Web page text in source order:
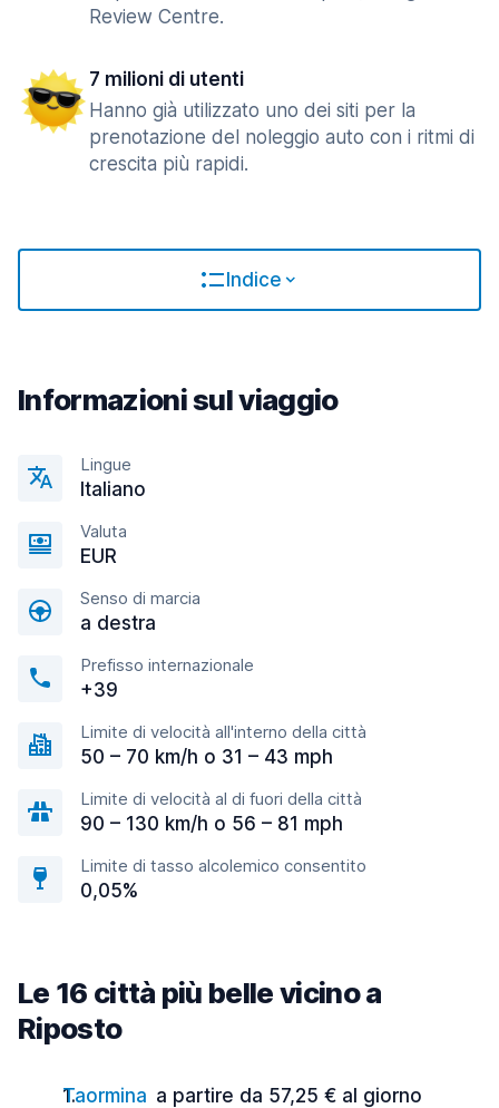
Review Centre.
7 milioni di utenti
Hanno già utilizzato uno dei siti per la
prenotazione del noleggio auto con i ritmi di
crescita più rapidi.
Indice
Informazioni sul viaggio
Lingue
Italiano
Valuta
EUR
Senso di marcia
a destra
Prefisso internazionale
+39
Limite di velocità all'interno della città
50 – 70 km/h o 31 – 43 mph
Limite di velocità al di fuori della città
90 – 130 km/h o 56 – 81 mph
Limite di tasso alcolemico consentito
0,05%
Le 16 città più belle vicino a
Riposto
Taormina a partire da 57,25 € al giorno